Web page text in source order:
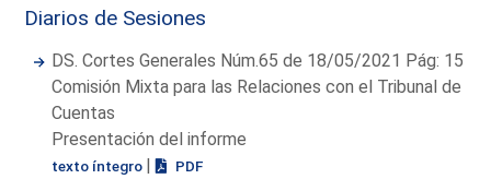
Diarios de Sesiones
DS. Cortes Generales Núm.65 de 18/05/2021 Pág: 15
Comisión Mixta para las Relaciones con el Tribunal de
Cuentas
Presentación del informe
texto íntegro | PDF